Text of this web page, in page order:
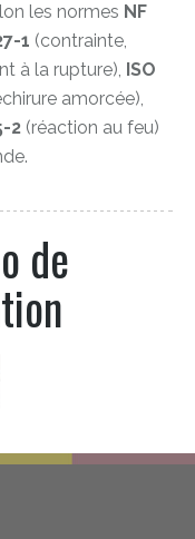
les normes NF
1 (contrainte,
à la rupture), ISO
amorcée),
2 (réaction au feu)
de